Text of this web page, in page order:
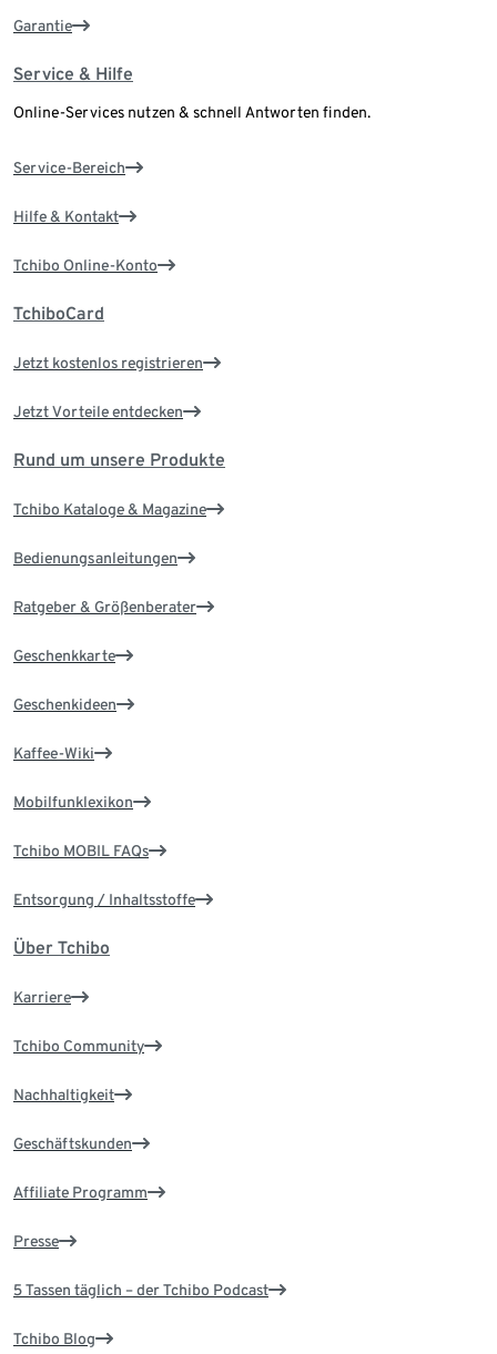
Garantie
Service & Hilfe
Online-Services nutzen & schnell Antworten finden.
Service-Bereich
Hilfe & Kontakt
Tchibo Online-Konto
TchiboCard
Jetzt kostenlos registrieren
Jetzt Vorteile entdecken
Rund um unsere Produkte
Tchibo Kataloge & Magazine
Bedienungsanleitungen
Ratgeber & Größenberater
Geschenkkarte
Geschenkideen
Kaffee-Wiki
Mobilfunklexikon
Tchibo MOBIL FAQs
Entsorgung / Inhaltsstoffe
Über Tchibo
Karriere
Tchibo Community
Nachhaltigkeit
Geschäftskunden
Affiliate Programm
Presse
5 Tassen täglich – der Tchibo Podcast
Tchibo Blog